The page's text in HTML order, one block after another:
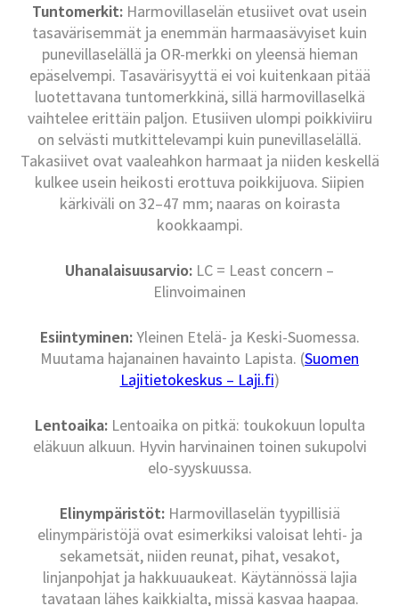
Tuntomerkit: Harmovillaselän etusiivet ovat usein
tasavärisemmät ja enemmän harmaasävyiset kuin
punevillaselällä ja OR-merkki on yleensä hieman
epäselvempi. Tasavärisyyttä ei voi kuitenkaan pitää
luotettavana tuntomerkkinä, sillä harmovillaselkä
vaihtelee erittäin paljon. Etusiiven ulompi poikkiviiru
on selvästi mutkittelevampi kuin punevillaselällä.
Takasiivet ovat vaaleahkon harmaat ja niiden keskellä
kulkee usein heikosti erottuva poikkijuova. Siipien
kärkiväli on 32–47 mm; naaras on koirasta
kookkaampi.
Uhanalaisuusarvio: LC = Least concern –
Elinvoimainen
Esiintyminen:Yleinen Etelä- ja Keski-Suomessa.
Muutama hajanainen havainto Lapista. (Suomen
Lajitietokeskus – Laji.fi)
Lentoaika:Lentoaika on pitkä: toukokuun lopulta
eläkuun alkuun. Hyvin harvinainen toinen sukupolvi
elo-syyskuussa.
Elinympäristöt:Harmovillaselän tyypillisiä
elinympäristöjä ovat esimerkiksi valoisat lehti- ja
sekametsät, niiden reunat, pihat, vesakot,
linjanpohjat ja hakkuuaukeat. Käytännössä lajia
tavataan lähes kaikkialta, missä kasvaa haapaa.